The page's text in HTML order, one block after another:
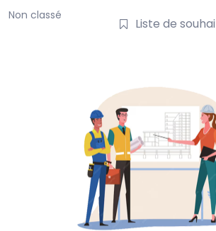
Non classé
Liste de